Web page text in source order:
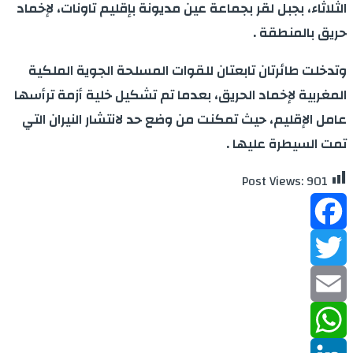
الثلاثاء، بجبل لقر بجماعة عين مديونة بإقليم تاونات، لإخماد
حريق بالمنطقة .
وتدخلت طائرتان تابعتان للقوات المسلحة الجوية الملكية
المغربية لإخماد الحريق، بعدما تم تشكيل خلية أزمة ترأسها
عامل الإقليم، حيث تمكنت من وضع حد لانتشار النيران التي
تمت السيطرة عليها .
Post Views:901
Facebook
Twitter
Email